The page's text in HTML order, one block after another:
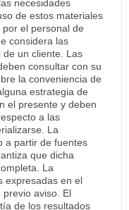
necesidades
de estos materiales
el personal de
considera las
de un cliente. Las
consultar con su
la conveniencia de
estrategia de
el presente y deben
a las
La
a partir de fuentes
que dicha
La
expresadas en el
previo aviso. El
de los resultados